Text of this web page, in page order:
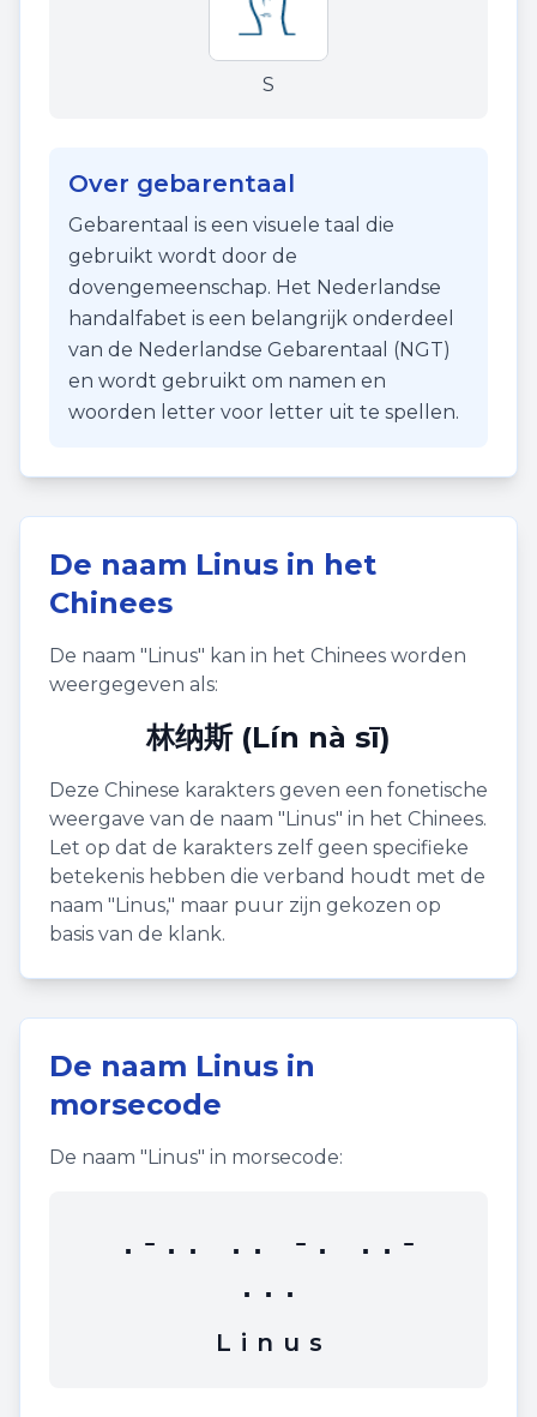
S
Over gebarentaal
Gebarentaal is een visuele taal die
gebruikt wordt door de
dovengemeenschap. Het Nederlandse
handalfabet is een belangrijk onderdeel
van de Nederlandse Gebarentaal (NGT)
en wordt gebruikt om namen en
woorden letter voor letter uit te spellen.
De naam Linus in het
Chinees
De naam "Linus" kan in het Chinees worden
weergegeven als:
林纳斯 (Lín nà sī)
Deze Chinese karakters geven een fonetische
weergave van de naam "Linus" in het Chinees.
Let op dat de karakters zelf geen specifieke
betekenis hebben die verband houdt met de
naam "Linus," maar puur zijn gekozen op
basis van de klank.
De naam Linus in
morsecode
De naam "Linus" in morsecode:
.-.. .. -. ..-
...
L i n u s